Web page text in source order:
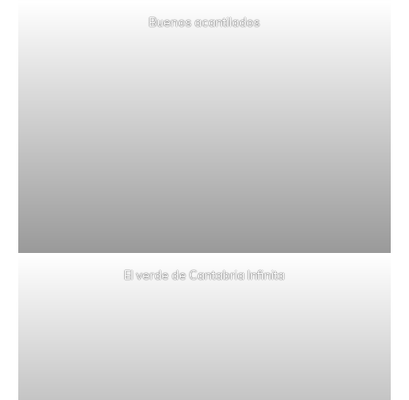
Buenos acantilados
El verde de Cantabria Infinita